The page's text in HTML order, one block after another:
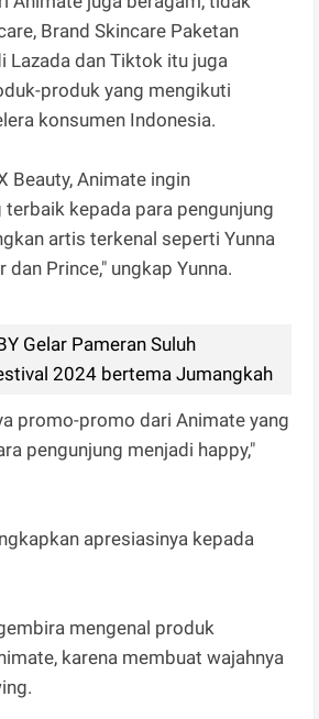
Brand Skincare Paketan
Lazada dan Tiktok itu juga
produk yang mengikuti
konsumen Indonesia.
Beauty, Animate ingin
terbaik kepada para pengunjung
artis terkenal seperti Yunna
dan Prince," ungkap Yunna.
Gelar Pameran Suluh
2024 bertema Jumangkah
promo-promo dari Animate yang
pengunjung menjadi happy,"
apresiasinya kepada
mengenal produk
karena membuat wajahnya